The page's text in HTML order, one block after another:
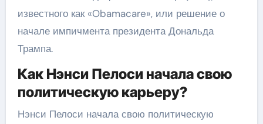
известного как «Obamacare», или решение о
начале импичмента президента Дональда
Трампа.
Как Нэнси Пелоси начала свою
политическую карьеру?
Нэнси Пелоси начала свою политическую